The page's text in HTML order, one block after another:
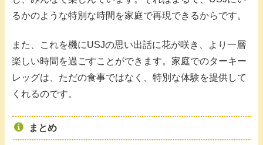
るかのような特別な時間を家庭で再現できるからです。
また、これを機にUSJの思い出話に花が咲き、より一層
楽しい時間を過ごすことができます。家庭でのターキー
レッグは、ただの食事ではなく、特別な体験を提供して
くれるのです。
まとめ